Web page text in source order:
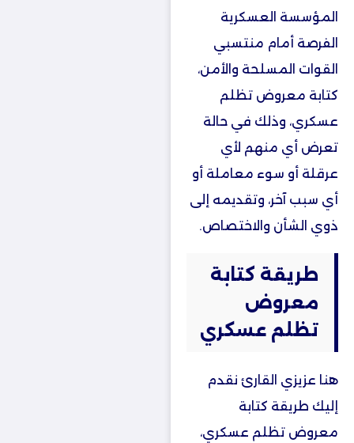
المؤسسة العسكرية
الفرصة أمام منتسبي
القوات المسلحة والأمن،
كتابة معروض تظلم
عسكري، وذلك في حالة
تعرض أي منهم لأي
عرقلة أو سوء معاملة أو
أي سبب آخر، وتقديمه إلى
ذوي الشأن والاختصاص.
طريقة كتابة
معروض
تظلم عسكري
هنا عزيزي القارئ نقدم
إليك طريقة كتابة
معروض تظلم عسكري،